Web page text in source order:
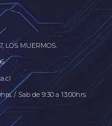
LOS MUERMOS.
/ Sab de 9:30 a 13:00hrs